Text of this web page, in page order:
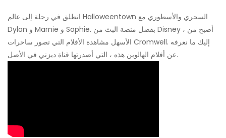
انطلق في رحلة إلى عالم Halloweentown السحري والأسطوري مع
Dylan و Marnie و Sophie. بفضل منصة البث من Disney ، أصبح من
الأسهل مشاهدة الأفلام التي تصور ساحرات Cromwell. إليك ما نعرفه
عن أفلام الهالوين هذه ، التي أصدرتها قناة ديزني في الأصل.